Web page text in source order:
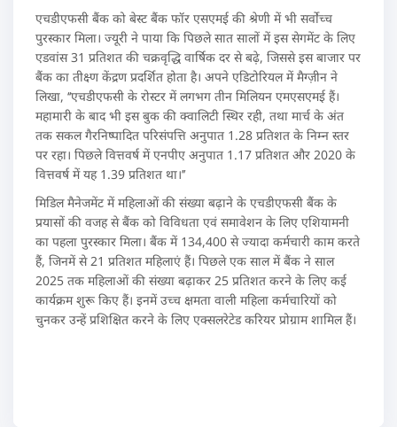
एचडीएफसी बैंक को बेस्ट बैंक फॉर एसएमई की श्रेणी में भी सर्वोच्च
पुरस्कार मिला। ज्यूरी ने पाया कि पिछले सात सालों में इस सेगमेंट के लिए
एडवांस 31 प्रतिशत की चक्रवृद्धि वार्षिक दर से बढ़े, जिससे इस बाजार पर
बैंक का तीक्ष्ण केंद्रण प्रदर्शित होता है। अपने एडिटोरियल में मैग्ज़ीन ने
लिखा, ‘‘एचडीएफसी के रोस्टर में लगभग तीन मिलियन एमएसएमई हैं।
महामारी के बाद भी इस बुक की क्वालिटी स्थिर रही, तथा मार्च के अंत
तक सकल गैरनिष्पादित परिसंपत्ति अनुपात 1.28 प्रतिशत के निम्न स्तर
पर रहा। पिछले वित्तवर्ष में एनपीए अनुपात 1.17 प्रतिशत और 2020 के
वित्तवर्ष में यह 1.39 प्रतिशत था।’’
मिडिल मैनेजमेंट में महिलाओं की संख्या बढ़ाने के एचडीएफसी बैंक के
प्रयासों की वजह से बैंक को विविधता एवं समावेशन के लिए एशियामनी
का पहला पुरस्कार मिला। बैंक में 134,400 से ज्यादा कर्मचारी काम करते
हैं, जिनमें से 21 प्रतिशत महिलाएं हैं। पिछले एक साल में बैंक ने साल
2025 तक महिलाओं की संख्या बढ़ाकर 25 प्रतिशत करने के लिए कई
कार्यक्रम शुरू किए हैं। इनमें उच्च क्षमता वाली महिला कर्मचारियों को
चुनकर उन्हें प्रशिक्षित करने के लिए एक्सलरेटेड करियर प्रोग्राम शामिल हैं।